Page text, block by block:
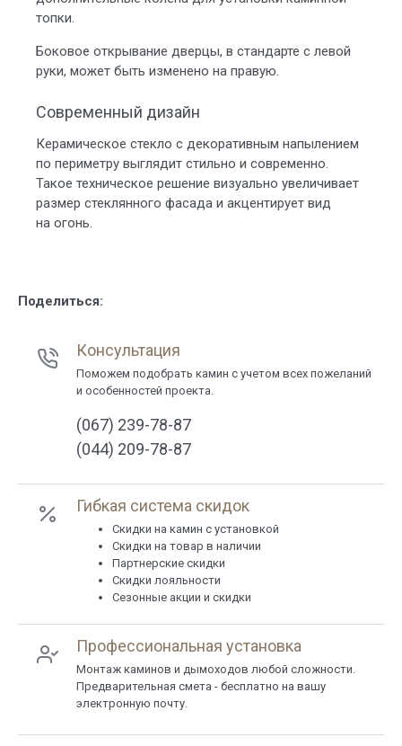
топки.
Боковое открывание дверцы, в стандарте с левой
руки, может быть изменено на правую.
Современный дизайн
Керамическое стекло с декоративным напылением
по периметру выглядит стильно и современно.
Такое техническое решение визуально увеличивает
размер стеклянного фасада и акцентирует вид
на огонь.
Поделиться:
Консультация
Поможем подобрать камин с учетом всех пожеланий
и особенностей проекта.
(067) 239-78-87
(044) 209-78-87
Гибкая система скидок
Cкидки на камин с установкой
Скидки на товар в наличии
Партнерские скидки
Скидки лояльности
Сезонные акции и скидки
Профессиональная установка
Монтаж каминов и дымоходов любой сложности.
Предварительная смета - бесплатно на вашу
электронную почту.